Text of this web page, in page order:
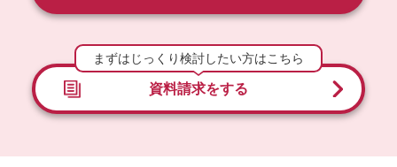
まずはじっくり検討したい方はこちら
資料請求をする